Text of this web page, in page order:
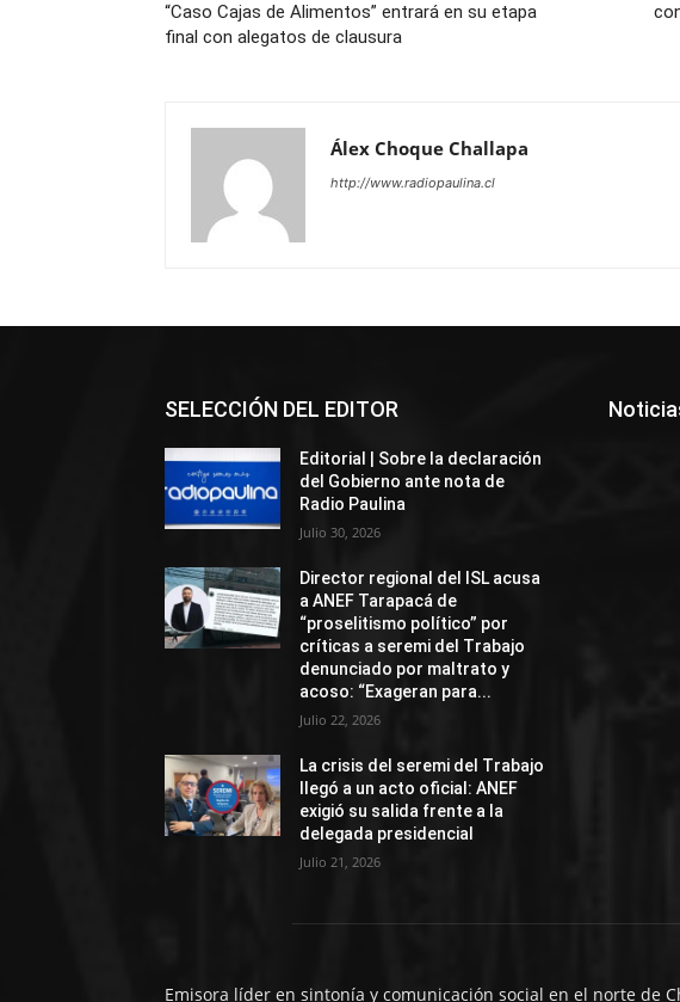
“Caso Cajas de Alimentos” entrará en su etapa
final con alegatos de clausura
Álex Choque Challapa
http://www.radiopaulina.cl
SELECCIÓN DEL EDITOR
Editorial | Sobre la declaración
del Gobierno ante nota de
Radio Paulina
Julio 30, 2026
Director regional del ISL acusa
a ANEF Tarapacá de
“proselitismo político” por
críticas a seremi del Trabajo
denunciado por maltrato y
acoso: “Exageran para...
Julio 22, 2026
La crisis del seremi del Trabajo
llegó a un acto oficial: ANEF
exigió su salida frente a la
delegada presidencial
Julio 21, 2026
Emisora líder en sintonía y comunicación social en el norte de